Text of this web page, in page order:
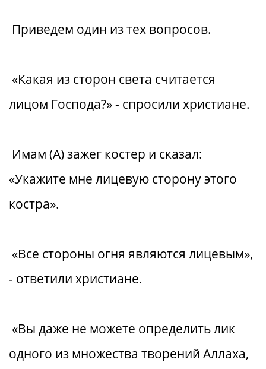
Приведем один из тех вопросов.
«Какая из сторон света считается
лицом Господа?» - спросили христиане.
Имам (А) зажег костер и сказал:
«Укажите мне лицевую сторону этого
костра».
«Все стороны огня являются лицевым»,
- ответили христиане.
«Вы даже не можете определить лик
одного из множества творений Аллаха,